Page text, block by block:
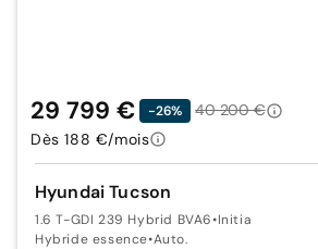
Hyundai Tucson
1.6 T-GDI 239 Hybrid BVA6•Initia
Hybride essence•Auto.
29 799 € -26%
40 200 €
Dès 188 €/mois